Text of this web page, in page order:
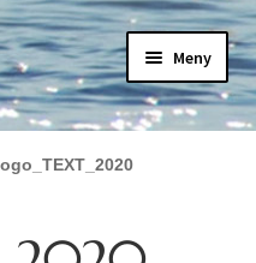
Meny